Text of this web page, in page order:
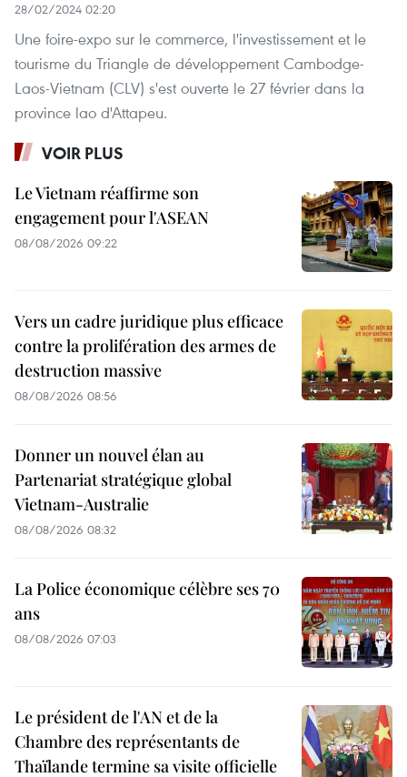
28/02/2024 02:20
Une foire-expo sur le commerce, l'investissement et le
tourisme du Triangle de développement Cambodge-
Laos-Vietnam (CLV) s'est ouverte le 27 février dans la
province lao d'Attapeu.
VOIR PLUS
Le Vietnam réaffirme son
engagement pour l'ASEAN
08/08/2026 09:22
Vers un cadre juridique plus efficace
contre la prolifération des armes de
destruction massive
08/08/2026 08:56
Donner un nouvel élan au
Partenariat stratégique global
Vietnam-Australie
08/08/2026 08:32
La Police économique célèbre ses 70
ans
08/08/2026 07:03
Le président de l'AN et de la
Chambre des représentants de
Thaïlande termine sa visite officielle